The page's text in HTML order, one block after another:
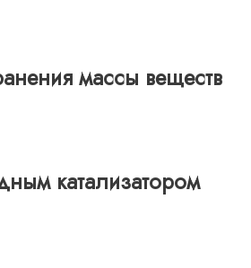
массы веществ
катализатором